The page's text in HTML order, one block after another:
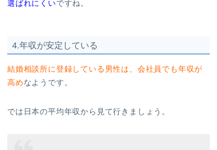
選ばれにくいですね。
4.年収が安定している
結婚相談所に登録している男性は、会社員でも年収が
高めなようです。
では日本の平均年収から見て行きましょう。